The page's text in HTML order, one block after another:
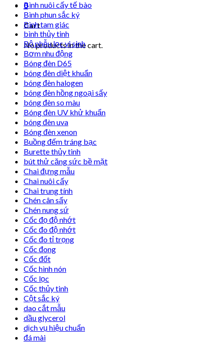
0
Cart
No products in the cart.
Bình nuôi cấy tế bào
Bình phun sắc ký
Bình tam giác
bình thủy tinh
Bộ phễu lọc vi sinh
Bơm nhu động
Bóng đèn D65
bóng đèn diệt khuẩn
bóng đèn halogen
bóng đèn hồng ngoại sấy
bóng đèn so màu
Bóng đèn UV khử khuẩn
bóng đèn uva
Bóng đèn xenon
Buồng đếm tráng bạc
Burette thủy tinh
bút thử căng sức bề mặt
Chai đựng mẫu
Chai nuôi cấy
Chai trung tính
Chén cân sấy
Chén nung sứ
Cốc đọ độ nhớt
Cốc đo độ nhớt
Cốc đo tỉ trọng
Cốc đong
Cốc đốt
Cốc hình nón
Cốc lọc
Cốc thủy tinh
Cột sắc ký
dao cắt mẫu
dầu glycerol
dịch vụ hiệu chuẩn
đá mài